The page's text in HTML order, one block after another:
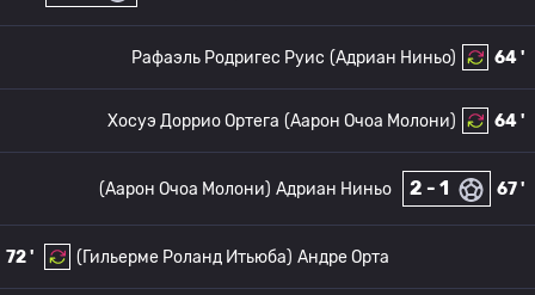
64 '
(Адриан Ниньо)
Рафаэль Родригес Руис
64 '
(Аарон Очоа Молони)
Хосуэ Доррио Ортега
67 '
2 - 1
Адриан Ниньо
(Аарон Очоа Молони)
72 ' (Гильерме Роланд Итьюба) Андре Орта